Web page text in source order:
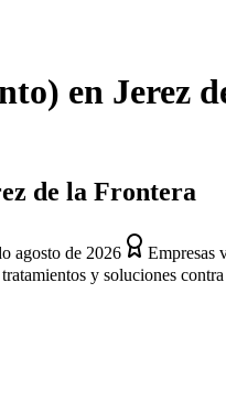
en Jerez
de la Frontera
agosto de 2026 Empresas
y soluciones contra